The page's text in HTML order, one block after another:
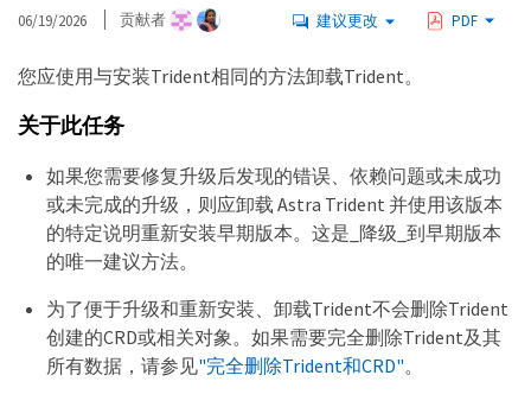
06/19/2026 贡献者 建议更改 PDF
您应使用与安装Trident相同的方法卸载Trident。
关于此任务
如果您需要修复升级后发现的错误、依赖问题或未成功
或未完成的升级，则应卸载 Astra Trident 并使用该版本
的特定说明重新安装早期版本。这是_降级_到早期版本
的唯一建议方法。
为了便于升级和重新安装、卸载Trident不会删除Trident
创建的CRD或相关对象。如果需要完全删除Trident及其
所有数据，请参见"完全删除Trident和CRD"。